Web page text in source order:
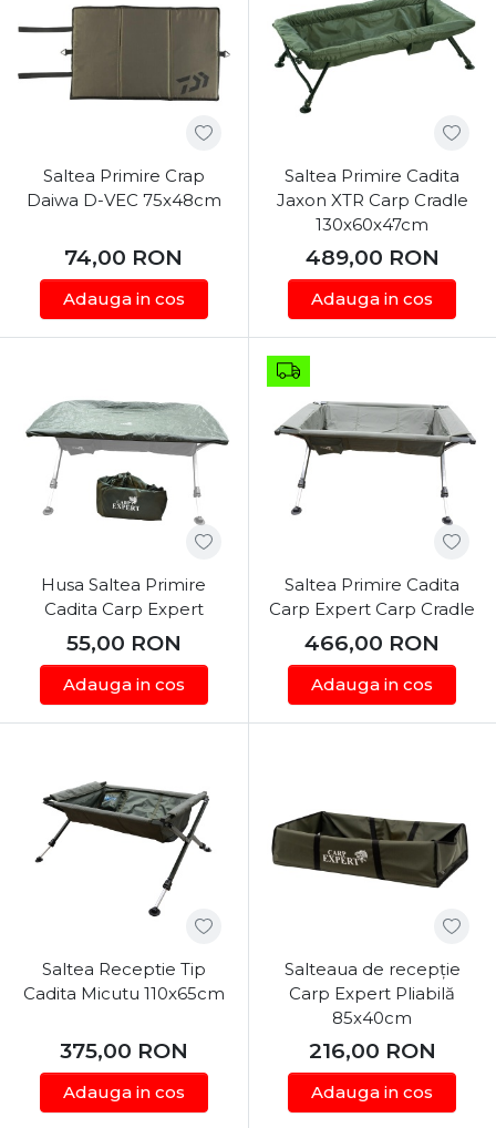
Saltea Primire Crap
Daiwa D-VEC 75x48cm
74,00 RON
Adauga in cos
Saltea Primire Cadita
Jaxon XTR Carp Cradle
130x60x47cm
489,00 RON
Adauga in cos
Husa Saltea Primire
Cadita Carp Expert
55,00 RON
Adauga in cos
Saltea Primire Cadita
Carp Expert Carp Cradle
466,00 RON
Adauga in cos
Saltea Receptie Tip
Cadita Micutu 110x65cm
375,00 RON
Adauga in cos
Salteaua de recepție
Carp Expert Pliabilă
85x40cm
216,00 RON
Adauga in cos